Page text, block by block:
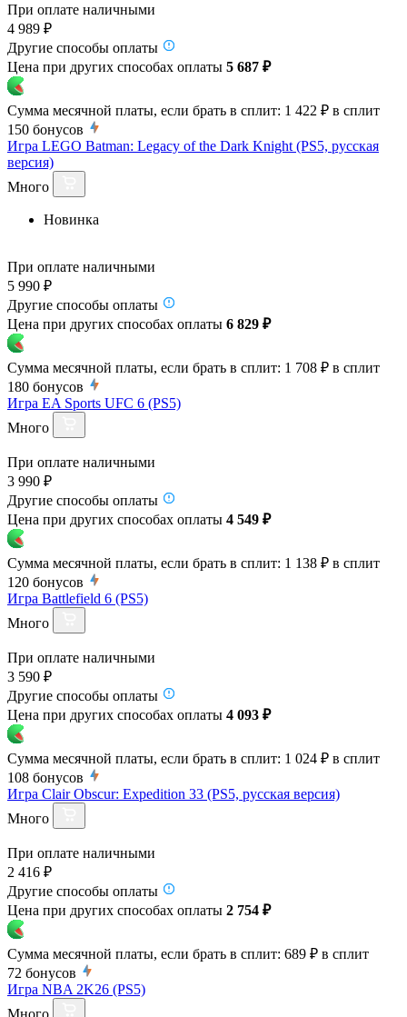
При оплате наличными
4 989 ₽
Другие способы оплаты
Цена при других способах оплаты 5 687 ₽
Сумма месячной платы, если брать в сплит: 1 422 ₽ в сплит
150 бонусов
Игра LEGO Batman: Legacy of the Dark Knight (PS5, русская
версия)
Много
Новинка
При оплате наличными
5 990 ₽
Другие способы оплаты
Цена при других способах оплаты 6 829 ₽
Сумма месячной платы, если брать в сплит: 1 708 ₽ в сплит
180 бонусов
Игра EA Sports UFC 6 (PS5)
Много
При оплате наличными
3 990 ₽
Другие способы оплаты
Цена при других способах оплаты 4 549 ₽
Сумма месячной платы, если брать в сплит: 1 138 ₽ в сплит
120 бонусов
Игра Battlefield 6 (PS5)
Много
При оплате наличными
3 590 ₽
Другие способы оплаты
Цена при других способах оплаты 4 093 ₽
Сумма месячной платы, если брать в сплит: 1 024 ₽ в сплит
108 бонусов
Игра Clair Obscur: Expedition 33 (PS5, русская версия)
Много
При оплате наличными
2 416 ₽
Другие способы оплаты
Цена при других способах оплаты 2 754 ₽
Сумма месячной платы, если брать в сплит: 689 ₽ в сплит
72 бонусов
Игра NBA 2K26 (PS5)
Много